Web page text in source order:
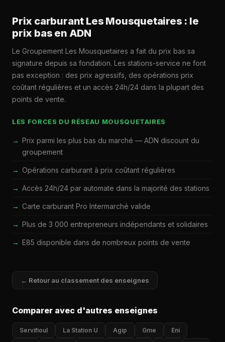
Prix carburant Les Mousquetaires : le
prix bas en ADN
Le Groupement Les Mousquetaires a fait du prix bas sa
signature depuis sa fondation. Les stations-service ne font
pas exception : des prix agressifs, des opérations prix
coûtant régulières et un accès 24h/24 dans la plupart des
points de vente.
LES FORCES DU RÉSEAU MOUSQUETAIRES
Prix parmi les plus bas du marché — ADN discount du
groupement
Opérations carburant à prix coûtant régulières
Accès 24h/24 par automate dans la majorité des stations
Carte carburant Pro Intermarché valide
Plus de 3 000 entrepreneurs indépendants et solidaires
E85 disponible dans de nombreux points de vente
← Retour au classement des enseignes
Comparer avec d'autres enseignes
Servifioul La Station U Agip Gme Eni